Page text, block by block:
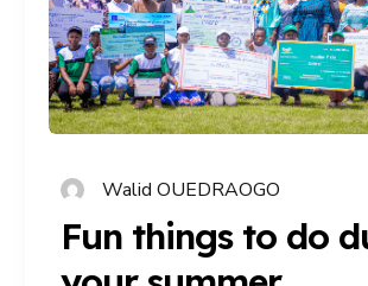
Walid OUEDRAOGO
Fun things to do